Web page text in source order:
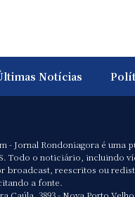
Notícias
- Jornal Rondoniagora é uma
Todo o noticiário, incluindo
broadcast, reescritos ou
a fonte.
Caúla, 3893 - Nova Porto